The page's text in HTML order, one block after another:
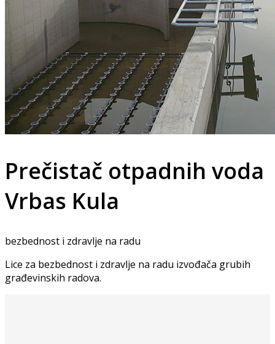
Prečistač otpadnih voda
Vrbas Kula
bezbednost i zdravlje na radu
Lice za bezbednost i zdravlje na radu izvođača grubih
građevinskih radova.